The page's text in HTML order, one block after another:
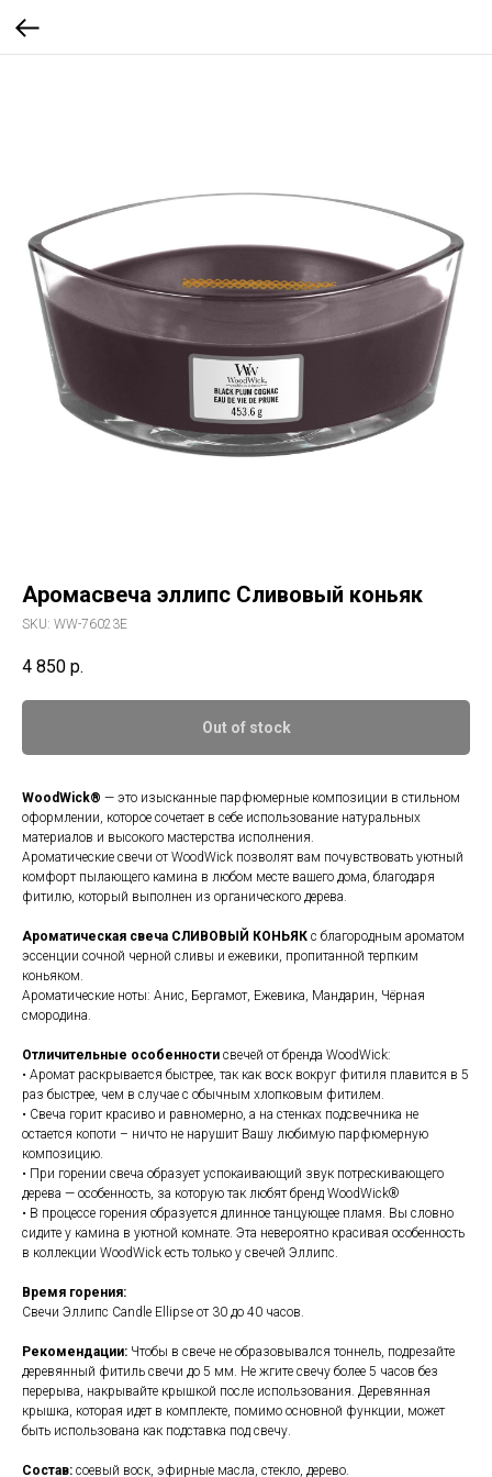
Аромасвеча эллипс Сливовый коньяк
SKU: WW-76023E
4 850 р.
Out of stock
WoodWick® — это изысканные парфюмерные композиции в стильном
оформлении, которое сочетает в себе использование натуральных
материалов и высокого мастерства исполнения.
Ароматические свечи от WoodWick позволят вам почувствовать уютный
комфорт пылающего камина в любом месте вашего дома, благодаря
фитилю, который выполнен из органического дерева.
Ароматическая свеча СЛИВОВЫЙ КОНЬЯК c благородным ароматом
эссенции сочной черной сливы и ежевики, пропитанной терпким
коньяком.
Ароматические ноты: Анис, Бергамот, Ежевика, Мандарин, Чёрная
смородина.
Отличительные особенности свечей отбренда WoodWick:
• Аромат раскрывается быстрее, так как воск вокруг фитиля плавится в 5
раз быстрее, чем в случае с обычным хлопковым фитилем.
• Свеча горит красиво и равномерно, а на стенках подсвечника не
остается копоти – ничто не нарушит Вашу любимую парфюмерную
композицию.
• При горении свеча образует успокаивающий звук потрескивающего
дерева — особенность, за которую так любят бренд WoodWick®
• В процессе горения образуется длинное танцующее пламя. Вы словно
сидите у камина в уютной комнате. Эта невероятно красивая особенность
в коллекции WoodWick есть только у свечей Эллипс.
Время горения:
Свечи Эллипс Candle Ellipse от 30 до 40 часов.
Рекомендации: Чтобы в свече не образовывался тоннель, подрезайте
деревянный фитиль свечи до 5 мм. Не жгите свечу более 5 часов без
перерыва, накрывайте крышкой после использования. Деревянная
крышка, которая идет в комплекте, помимо основной функции, может
быть использована как подставка под свечу.
Состав: соевый воск, эфирные масла, стекло, дерево.